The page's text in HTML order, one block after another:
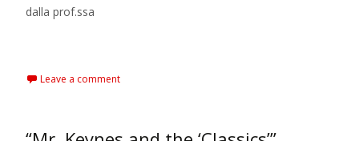
dalla prof.ssa
Leave a comment